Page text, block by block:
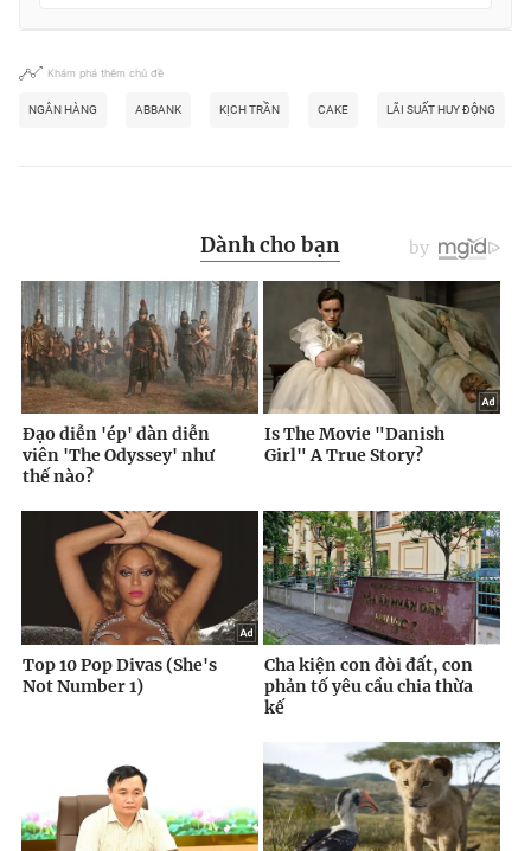
Khám phá thêm chủ đề
NGÂN HÀNG ABBANK KỊCH TRẦN CAKE LÃI SUẤT HUY ĐỘNG